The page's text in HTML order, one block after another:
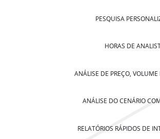
PESQUISA
HORAS DE
ANÁLISE DE PREÇO,
ANÁLISE DO CENÁRIO
RELATÓRIOS RÁPIDOS DE